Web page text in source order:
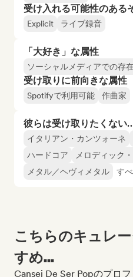
受け入れる可能性のある
Explicit ライブ録音
「大好き」な属性
ソーシャルメディアでの存
受け取りに前向きな属性
Spotifyで利用可能 作曲家
彼らは受け取りたくない
イタリアン・カンツォーネ
ハードコア
メロディック
メタル／ヘヴィメタル
す
こちらのキュレ
すめ...
Cansei De Ser Popのプロ